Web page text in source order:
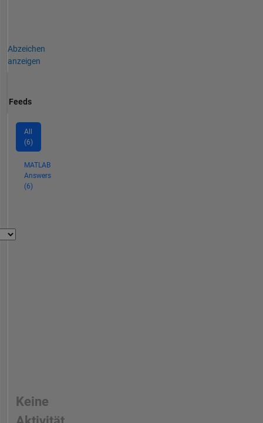
Abzeichen
anzeigen
Feeds
All
(6)
MATLAB
Answers
(6)
Keine